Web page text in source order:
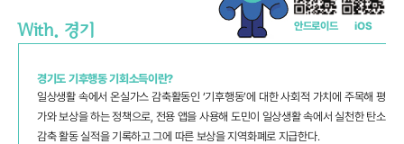
안드로이드 iOS
With. 경기
경기도 기후행동 기회소득이란?
일상생활 속에서 온실가스 감축활동인 ‘기후행동’에 대한 사회적 가치에 주목해 평
가와 보상을 하는 정책으로, 전용 앱을 사용해 도민이 일상생활 속에서 실천한 탄소
감축 활동 실적을 기록하고 그에 따른 보상을 지역화폐로 지급한다.